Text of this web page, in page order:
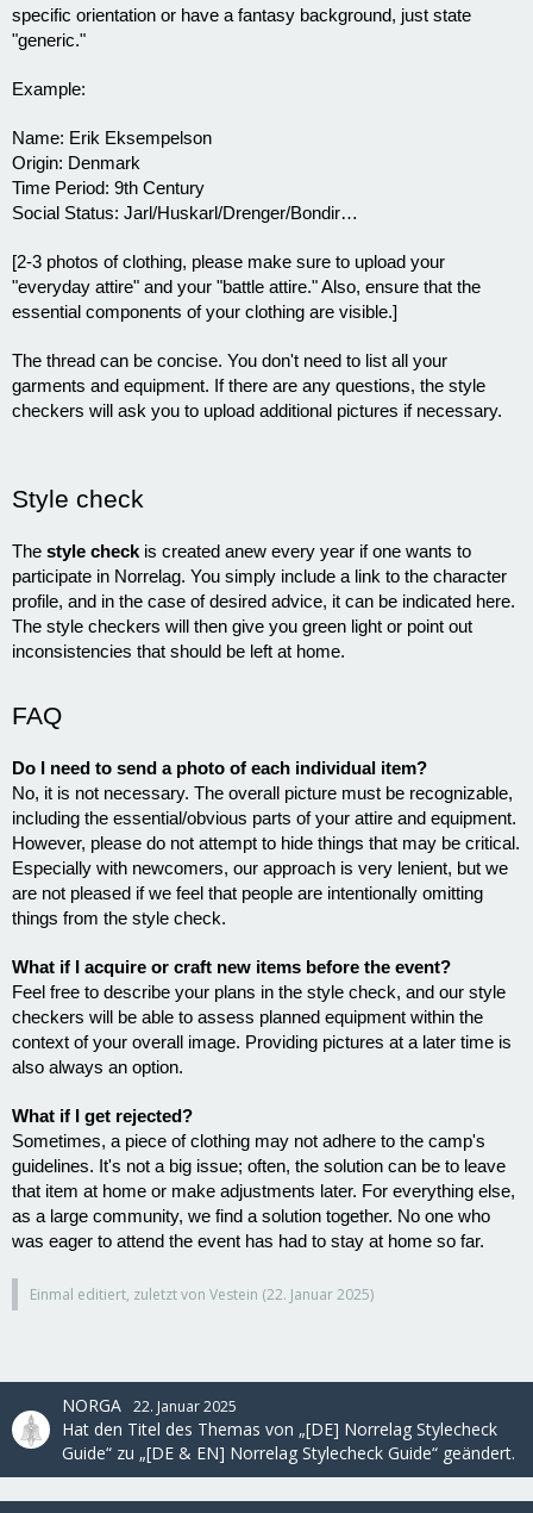
specific orientation or have a fantasy background, just state
"generic."
Example:
Name: Erik Eksempelson
Origin: Denmark
Time Period: 9th Century
Social Status: Jarl/Huskarl/Drenger/Bondir…
[2-3 photos of clothing, please make sure to upload your
"everyday attire" and your "battle attire." Also, ensure that the
essential components of your clothing are visible.]
The thread can be concise. You don't need to list all your
garments and equipment. If there are any questions, the style
checkers will ask you to upload additional pictures if necessary.
Style check
The style check is created anew every year if one wants to
participate in Norrelag. You simply include a link to the character
profile, and in the case of desired advice, it can be indicated here.
The style checkers will then give you green light or point out
inconsistencies that should be left at home.
FAQ
Do I need to send a photo of each individual item?
No, it is not necessary. The overall picture must be recognizable,
including the essential/obvious parts of your attire and equipment.
However, please do not attempt to hide things that may be critical.
Especially with newcomers, our approach is very lenient, but we
are not pleased if we feel that people are intentionally omitting
things from the style check.
What if I acquire or craft new items before the event?
Feel free to describe your plans in the style check, and our style
checkers will be able to assess planned equipment within the
context of your overall image. Providing pictures at a later time is
also always an option.
What if I get rejected?
Sometimes, a piece of clothing may not adhere to the camp's
guidelines. It's not a big issue; often, the solution can be to leave
that item at home or make adjustments later. For everything else,
as a large community, we find a solution together. No one who
was eager to attend the event has had to stay at home so far.
Einmal editiert, zuletzt von Vestein (22. Januar 2025)
NORGA 22. Januar 2025
Hat den Titel des Themas von „[DE] Norrelag Stylecheck
Guide“ zu „[DE & EN] Norrelag Stylecheck Guide“ geändert.